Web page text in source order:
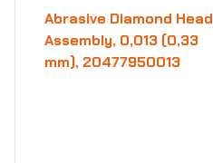
Abrasive Diamond Head
Assembly, 0,013 (0,33
mm), 20477950013